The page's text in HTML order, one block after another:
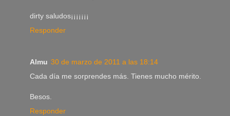
dirty saludos¡¡¡¡¡¡¡
Responder
Almu 30 de marzo de 2011 a las 18:14
Cada día me sorprendes más. Tienes mucho mérito.
Besos.
Responder